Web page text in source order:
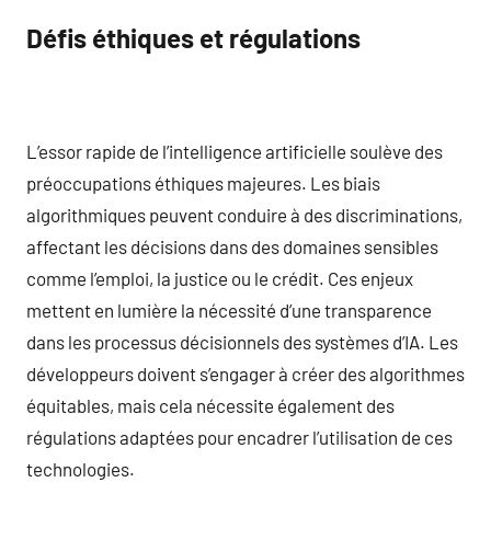
Défis éthiques et régulations
L’essor rapide de l’intelligence artificielle soulève des
préoccupations éthiques majeures. Les biais
algorithmiques peuvent conduire à des discriminations,
affectant les décisions dans des domaines sensibles
comme l’emploi, la justice ou le crédit. Ces enjeux
mettent en lumière la nécessité d’une transparence
dans les processus décisionnels des systèmes d’IA. Les
développeurs doivent s’engager à créer des algorithmes
équitables, mais cela nécessite également des
régulations adaptées pour encadrer l’utilisation de ces
technologies.